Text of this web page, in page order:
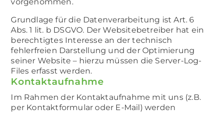
Grundlage für die Datenverarbeitung ist Art. 6
Abs. 1 lit. b DSGVO. Der Websitebetreiber hat ein
berechtigtes Interesse an der technisch
fehlerfreien Darstellung und der Optimierung
seiner Website – hierzu müssen die Server-Log-
Files erfasst werden.
Kontaktaufnahme
Im Rahmen der Kontaktaufnahme mit uns (z.B.
per Kontaktformular oder E-Mail) werden